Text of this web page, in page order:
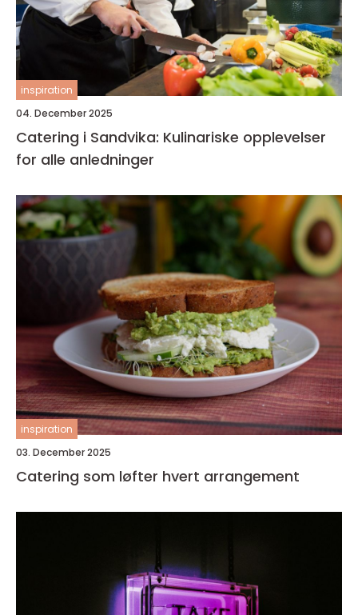
inspiration
04. December 2025
Catering i Sandvika: Kulinariske opplevelser
for alle anledninger
inspiration
03. December 2025
Catering som løfter hvert arrangement